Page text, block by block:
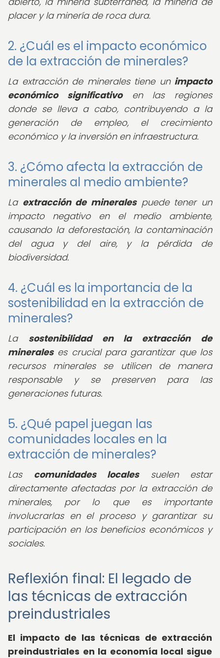
placer y la minería de roca dura.
2. ¿Cuál es el impacto económico
de la extracción de minerales?
La extracción de minerales tiene un impacto
económico significativoen las regiones
donde se lleva a cabo, contribuyendo a la
generación de empleo, el crecimiento
económico y la inversión en infraestructura.
3. ¿Cómo afecta la extracción de
minerales al medio ambiente?
La extracción de mineralespuede tener un
impacto negativo en el medio ambiente,
causando la deforestación, la contaminación
del agua y del aire, y la pérdida de
biodiversidad.
4. ¿Cuál es la importancia de la
sostenibilidad en la extracción de
minerales?
La sostenibilidad en la extracción de
mineraleses crucial para garantizar que los
recursos minerales se utilicen de manera
responsable y se preserven para las
generaciones futuras.
5. ¿Qué papel juegan las
comunidades locales en la
extracción de minerales?
Las comunidades localessuelen estar
directamente afectadas por la extracción de
minerales, por lo que es importante
involucrarlas en el proceso y garantizar su
participación en los beneficios económicos y
sociales.
Reflexión final: El legado de
las técnicas de extracción
preindustriales
El impacto de las técnicas de extracción
preindustriales en la economía local sigue